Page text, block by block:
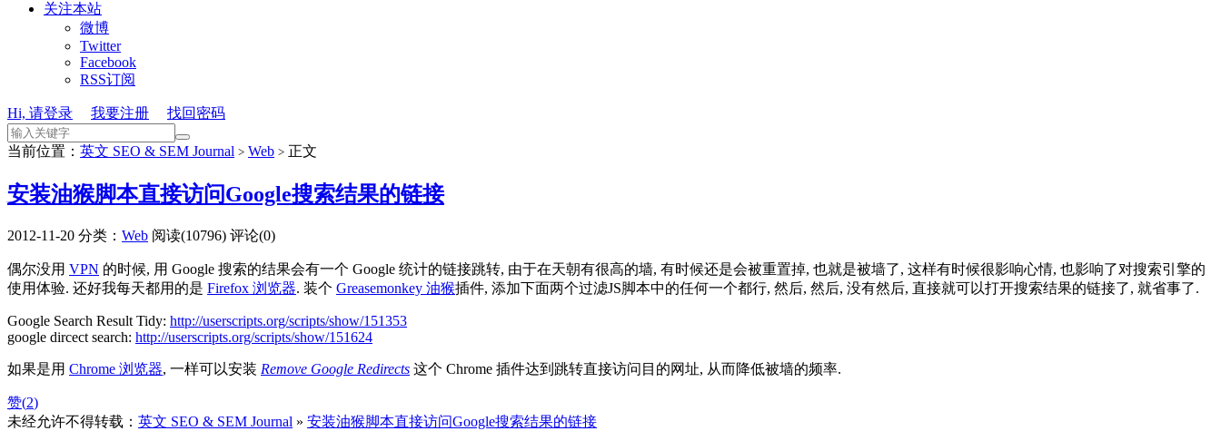
关注本站
微博
Twitter
Facebook
RSS订阅
Hi, 请登录 我要注册 找回密码
当前位置： 英文 SEO & SEM Journal > Web > 正文
安装油猴脚本直接访问Google搜索结果的链接
2012-11-20 分类： Web 阅读(10796) 评论(0)
偶尔没用 VPN 的时候, 用 Google 搜索的结果会有一个 Google 统计的链接跳转, 由于在天朝有很高的墙, 有时候还是会被重置掉, 也就是被墙了, 这样有时候很影响心情, 也影响了对搜索引擎的
使用体验. 还好我每天都用的是 Firefox 浏览器. 装个 Greasemonkey 油猴插件, 添加下面两个过滤JS脚本中的任何一个都行, 然后, 然后, 没有然后, 直接就可以打开搜索结果的链接了, 就省事了.
Google Search Result Tidy: http://userscripts.org/scripts/show/151353
google dircect search: http://userscripts.org/scripts/show/151624
如果是用 Chrome 浏览器, 一样可以安装 Remove Google Redirects 这个 Chrome 插件达到跳转直接访问目的网址, 从而降低被墙的频率.
赞(2)
未经允许不得转载： 英文 SEO & SEM Journal » 安装油猴脚本直接访问Google搜索结果的链接